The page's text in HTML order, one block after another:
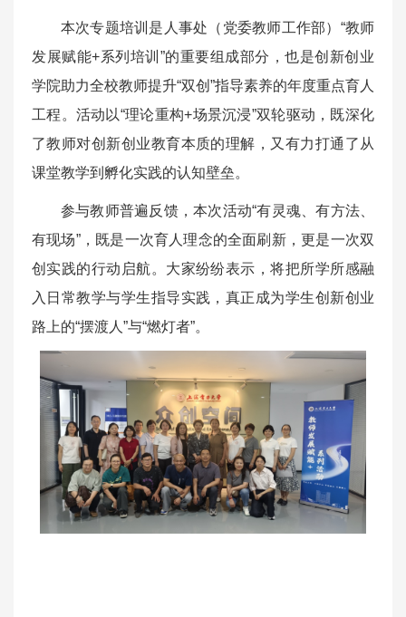
本次专题培训是人事处（党委教师工作部）“教师
发展赋能+系列培训”的重要组成部分，也是创新创业
学院助力全校教师提升“双创”指导素养的年度重点育人
工程。活动以“理论重构+场景沉浸”双轮驱动，既深化
了教师对创新创业教育本质的理解，又有力打通了从
课堂教学到孵化实践的认知壁垒。
参与教师普遍反馈，本次活动“有灵魂、有方法、
有现场”，既是一次育人理念的全面刷新，更是一次双
创实践的行动启航。大家纷纷表示，将把所学所感融
入日常教学与学生指导实践，真正成为学生创新创业
路上的“摆渡人”与“燃灯者”。